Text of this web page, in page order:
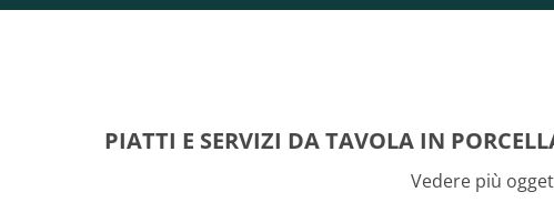
PIATTI E SERVIZI DA TAVOLA IN
Vedere più